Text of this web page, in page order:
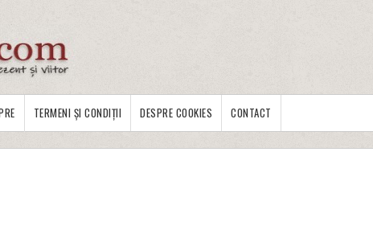
TERMENI ȘI CONDIȚII DESPRE COOKIES CONTACT